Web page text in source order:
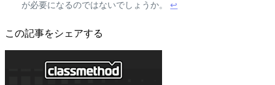
が必要になるのではないでしょうか。↩
この記事をシェアする